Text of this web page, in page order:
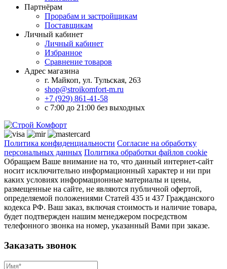
Партнёрам
Прорабам и застройщикам
Поставщикам
Личный кабинет
Личный кабинет
Избранное
Сравнение товаров
Адрес магазина
г. Майкоп, ул. Тульская, 263
shop@stroikomfort-m.ru
+7 (929) 861-41-58
с 7:00 до 21:00 без выходных
Политика конфиденциальности Согласие на обработку
персональных данных Политика обработки файлов cookie
Обращаем Ваше внимание на то, что данный интернет-сайт
носит исключительно информационный характер и ни при
каких условиях информационные материалы и цены,
размещенные на сайте, не являются публичной офертой,
определяемой положениями Статей 435 и 437 Гражданского
кодекса РФ. Ваш заказ, включая стоимость и наличие товара,
будет подтвержден нашим менеджером посредством
телефонного звонка на номер, указанный Вами при заказе.
Заказать звонок